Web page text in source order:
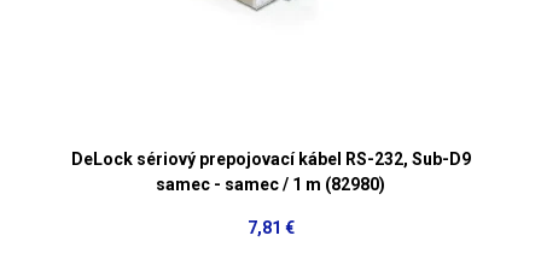
DeLock sériový prepojovací kábel RS-232, Sub-D9
samec - samec / 1 m (82980)
7,81 €